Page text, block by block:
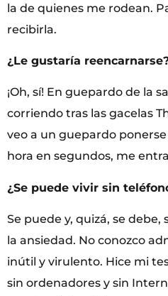
la de quienes me rodean.
recibirla.
¿Le gustaría
¡Oh, sí! En guepardo de la
corriendo tras las gacelas
veo a un guepardo
hora en segundos, me
¿Se puede vivir sin
Se puede y, quizá, se debe,
la ansiedad. No conozco
inútil y virulento. Hice mi
sin ordenadores y sin